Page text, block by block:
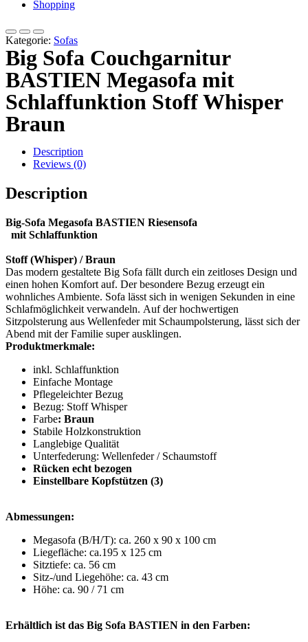
Shopping
Kategorie: Sofas
Big Sofa Couchgarnitur
BASTIEN Megasofa mit
Schlaffunktion Stoff Whisper
Braun
Description
Reviews (0)
Description
Big-Sofa Megasofa BASTIEN Riesensofa
mit Schlaffunktion
Stoff (Whisper) / Braun
Das modern gestaltete Big Sofa fällt durch ein zeitloses Design und
einen hohen Komfort auf. Der besondere Bezug erzeugt ein
wohnliches Ambiente. Sofa lässt sich in wenigen Sekunden in eine
Schlafmöglichkeit verwandeln. Auf der hochwertigen
Sitzpolsterung aus Wellenfeder mit Schaumpolsterung, lässt sich der
Abend mit der Familie super ausklingen.
Produktmerkmale:
inkl. Schlaffunktion
Einfache Montage
Pflegeleichter Bezug
Bezug: Stoff Whisper
Farbe: Braun
Stabile Holzkonstruktion
Langlebige Qualität
Unterfederung: Wellenfeder / Schaumstoff
Rücken echt bezogen
Einstellbare Kopfstützen (3)
Abmessungen:
Megasofa (B/H/T): ca. 260 x 90 x 100 cm
Liegefläche: ca.195 x 125 cm
Sitztiefe: ca. 56 cm
Sitz-/und Liegehöhe: ca. 43 cm
Höhe: ca. 90 / 71 cm
Erhältlich ist das Big Sofa BASTIEN in den Farben: